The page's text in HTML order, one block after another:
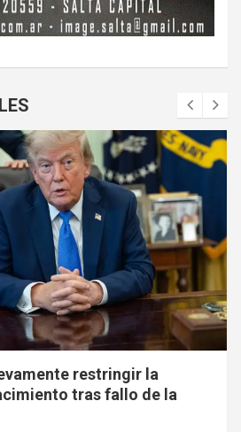
restringir la
tras fallo de la